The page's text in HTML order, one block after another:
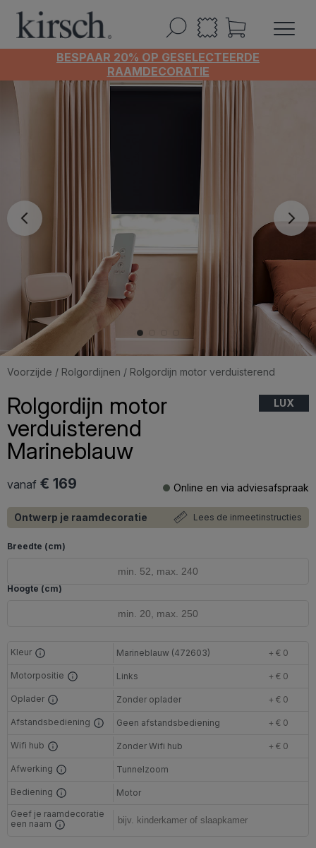
BESPAAR 20% OP GESELECTEERDE
RAAMDECORATIE
Voorzijde / Rolgordijnen / Rolgordijn motor verduisterend
Rolgordijn motor
verduisterend
Marineblauw
LUX
vanaf € 169 Online en via adviesafspraak
Ontwerp je raamdecoratie Lees de inmeetinstructies
Breedte (cm)
Hoogte (cm)
Kleur Marineblauw (472603) + € 0
Motorpositie Links + € 0
Oplader Zonder oplader + € 0
Afstandsbediening Geen afstandsbediening + € 0
Wifi hub Zonder Wifi hub + € 0
Afwerking Tunnelzoom
Bediening
Motor
Geef je raamdecoratie
een naam